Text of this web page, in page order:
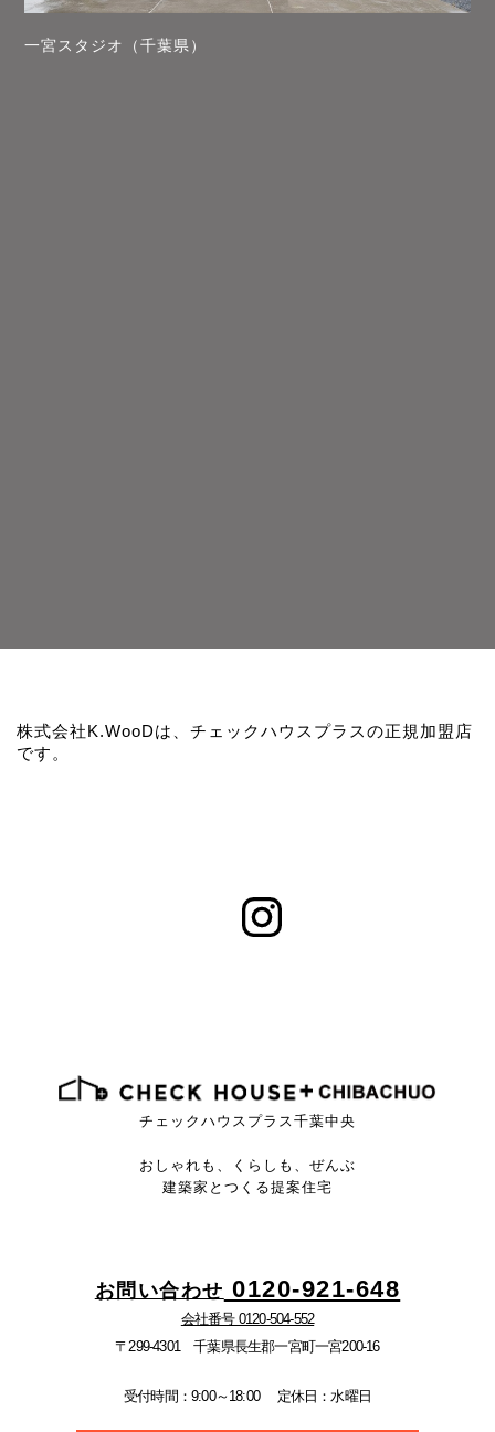
一宮スタジオ（千葉県）
株式会社K.WooDは、チェックハウスプラスの正規加盟店
です。
チェックハウスプラス千葉中央
おしゃれも、くらしも、ぜんぶ
建築家とつくる提案住宅
お問い合わせ 0120-921-648
会社番号 0120-504-552
〒299-4301 千葉県長生郡一宮町一宮200-16
受付時間：9:00～18:00 定休日：水曜日